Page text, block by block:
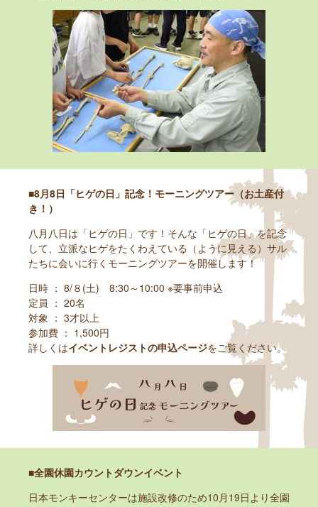
■8月8日「ヒゲの日」記念！モーニングツアー（お土産付
き！）
八月八日は「ヒゲの日」です！そんな「ヒゲの日」を記念
して、立派なヒゲをたくわえている（ように見える）サル
たちに会いに行くモーニングツアーを開催します！
日時 ： 8/８(土) 8:30～10:00 ※要事前申込
定員 ： 20名
対象 ： 3才以上
参加費 ： 1,500円
詳しくはイベントレジストの申込ページをご覧ください。
■全園休園カウントダウンイベント
日本モンキーセンターは施設改修のため10月19日より全園